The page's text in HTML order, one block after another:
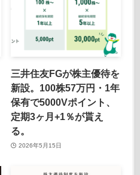
三井住友FGが株主優待を
新設。100株57万円・1年
保有で5000Vポイント、
定期3ヶ月+1％が貰え
る。
2026年5月15日